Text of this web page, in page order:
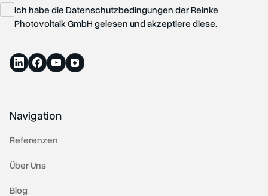
Ich habe die Datenschutzbedingungen der Reinke
Photovoltaik GmbH gelesen und akzeptiere diese.
Navigation
Referenzen
Über Uns
Blog